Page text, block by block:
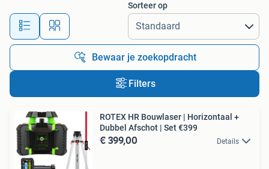
Alle afstanden…
Sorteer op
Bewaar je zoekopdracht
Filters
ROTEX HR Bouwlaser | Horizontaal +
Dubbel Afschot | Set €399
€ 399,00 Details